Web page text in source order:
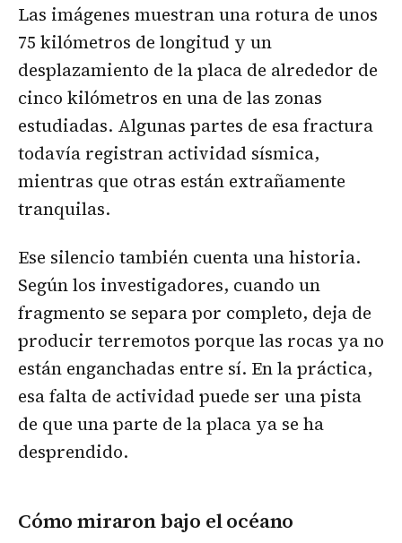
Las imágenes muestran una rotura de unos
75 kilómetros de longitud y un
desplazamiento de la placa de alrededor de
cinco kilómetros en una de las zonas
estudiadas. Algunas partes de esa fractura
todavía registran actividad sísmica,
mientras que otras están extrañamente
tranquilas.
Ese silencio también cuenta una historia.
Según los investigadores, cuando un
fragmento se separa por completo, deja de
producir terremotos porque las rocas ya no
están enganchadas entre sí. En la práctica,
esa falta de actividad puede ser una pista
de que una parte de la placa ya se ha
desprendido.
Cómo miraron bajo el océano